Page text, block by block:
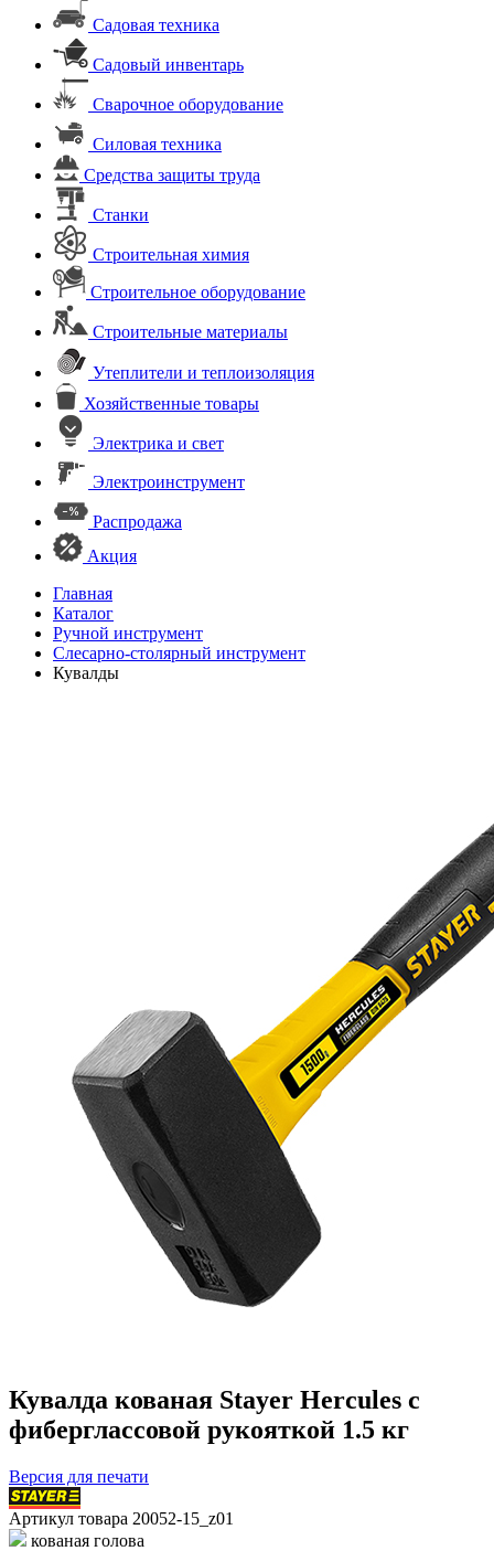
Садовая техника
Садовый инвентарь
Сварочное оборудование
Силовая техника
Средства защиты труда
Станки
Строительная химия
Строительное оборудование
Строительные материалы
Утеплители и теплоизоляция
Хозяйственные товары
Электрика и свет
Электроинструмент
Распродажа
Акция
Главная
Каталог
Ручной инструмент
Слесарно-столярный инструмент
Кувалды
Кувалда кованая Stayer Hercules с
фиберглассовой рукояткой 1.5 кг
Версия для печати
Артикул товара 20052-15_z01
кованая голова